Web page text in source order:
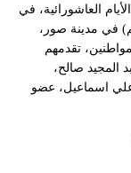
العاشورائية، في
في مدينة صور،
تقدمهم
المجيد صالح،
اسماعيل، عضو